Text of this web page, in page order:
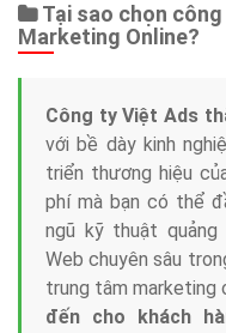
Tại sao chọn
Marketing Online?
Công ty Việt Ads
với bề dày kinh
triển thương hiệu
phí mà bạn có thể
ngũ kỹ thuật
Web chuyên sâu
trung tâm marketing
đến cho khách